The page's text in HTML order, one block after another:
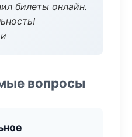
билеты онлайн.
вопросы